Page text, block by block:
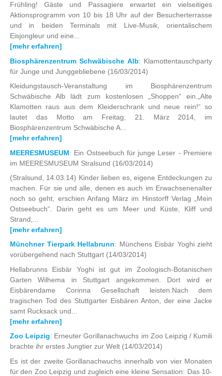
Frühling! Gäste und Passagiere erwartet ein vielseitiges
Aktionsprogramm von 10 bis 18 Uhr auf der Besucherterrasse
und in beiden Terminals mit Live-Musik, orientalischem
Eisjongleur und eine...
[mehr erfahren]
Biosphärenzentrum Schwäbische Alb: Klamottentauschparty
für Junge und Junggebliebene (16/03/2014)
Kleidungstausch-Veranstaltung im Biosphärenzentrum
Schwäbische Alb lädt zum kostenlosen „Shoppen“ ein.„Alte
Klamotten raus aus dem Kleiderschrank und neue rein!“ so
lautet das Motto am Freitag, 21. März 2014, im
Biosphärenzentrum Schwäbische A...
[mehr erfahren]
MEERESMUSEUM: Ein Ostseebuch für junge Leser - Premiere
im MEERESMUSEUM Stralsund (16/03/2014)
(Stralsund, 14.03.14) Kinder lieben es, eigene Entdeckungen zu
machen. Für sie und alle, denen es auch im Erwachsenenalter
noch so geht, erschien Anfang März im Hinstorff Verlag „Mein
Ostseebuch“. Darin geht es um Meer und Küste, Kliff und
Strand,...
[mehr erfahren]
Münchner Tierpark Hellabrunn: Münchens Eisbär Yoghi zieht
vorübergehend nach Stuttgart (14/03/2014)
Hellabrunns Eisbär Yoghi ist gut im Zoologisch-Botanischen
Garten Wilhema in Stuttgart angekommen. Dort wird er
Eisbärendame Corinna Gesellschaft leisten.Nach dem
tragischen Tod des Stuttgarter Eisbären Anton, der eine Jacke
samt Rucksack und...
[mehr erfahren]
Zoo Leipzig: Erneuter Gorillanachwuchs im Zoo Leipzig / Kumili
brachte ihr erstes Jungtier zur Welt (14/03/2014)
Es ist der zweite Gorillanachwuchs innerhalb von vier Monaten
für den Zoo Leipzig und zugleich eine kleine Sensation: Das 10-